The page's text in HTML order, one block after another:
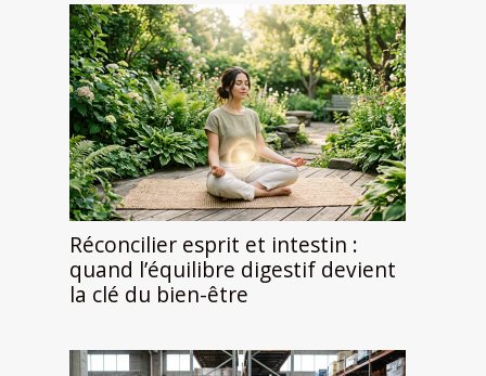
Réconcilier esprit et intestin :
quand l’équilibre digestif devient
la clé du bien-être